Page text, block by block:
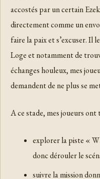
accostés par un certain
directement comme un
faire la paix et s’excuser. Il
Loge et notamment de
échanges houleux, mes
demandent de ne plus se
A ce stade, mes joueurs ont
explorer la piste «
donc dérouler le
suivre la mission